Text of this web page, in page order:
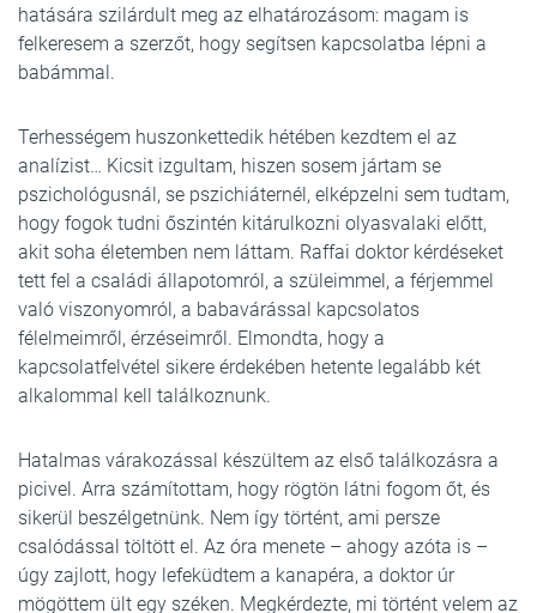
hatására szilárdult meg az elhatározásom: magam is
felkeresem a szerzőt, hogy segítsen kapcsolatba lépni a
babámmal.
Terhességem huszonkettedik hétében kezdtem el az
analízist… Kicsit izgultam, hiszen sosem jártam se
pszichológusnál, se pszichiáternél, elképzelni sem tudtam,
hogy fogok tudni őszintén kitárulkozni olyasvalaki előtt,
akit soha életemben nem láttam. Raffai doktor kérdéseket
tett fel a családi állapotomról, a szüleimmel, a férjemmel
való viszonyomról, a babavárással kapcsolatos
félelmeimről, érzéseimről. Elmondta, hogy a
kapcsolatfelvétel sikere érdekében hetente legalább két
alkalommal kell találkoznunk.
Hatalmas várakozással készültem az első találkozásra a
picivel. Arra számítottam, hogy rögtön látni fogom őt, és
sikerül beszélgetnünk. Nem így történt, ami persze
csalódással töltött el. Az óra menete – ahogy azóta is –
úgy zajlott, hogy lefeküdtem a kanapéra, a doktor úr
mögöttem ült egy széken. Megkérdezte, mi történt velem az